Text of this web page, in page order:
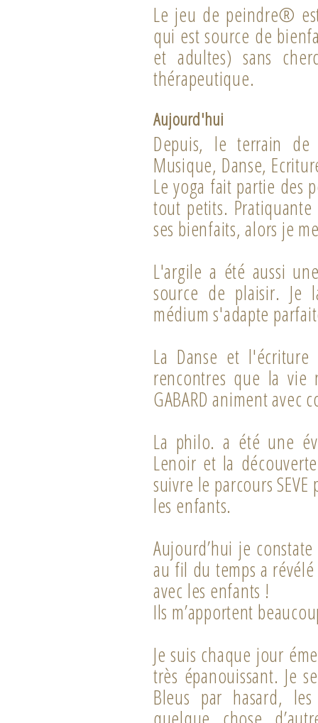
Le jeu de peindre®
qui est source de
et adultes) sans
thérapeutique.
Aujourd'hui
Depuis, le terrain de
Musique, Danse,
Le yoga fait partie des
tout petits.
ses bienfaits, alors je
L'argile a été aussi
source de plaisir. Je
médium s'adapte
La Danse et
rencontres que la vie
GABARD animent avec
La philo. a été une
Lenoir et la
suivre le parcours
les enfants.
Aujourd’hui je
au fil du temps a
avec les enfants !
Ils m’apportent
Je suis chaque jour
très épanouissant. Je
Bleus par hasard,